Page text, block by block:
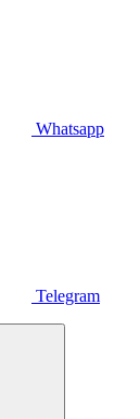
Whatsapp
Telegram